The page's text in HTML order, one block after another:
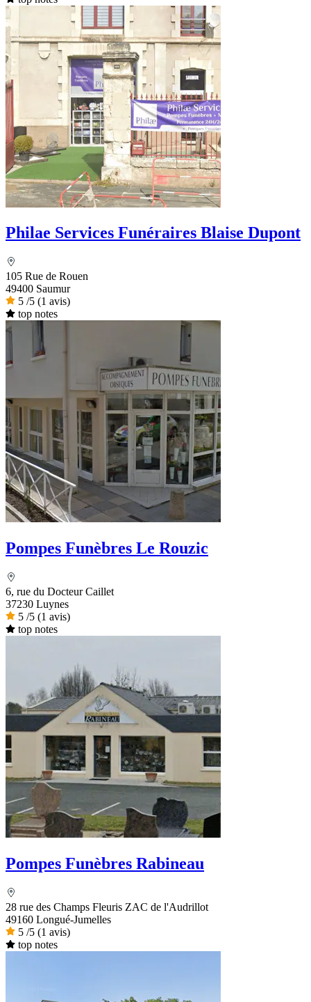
Philae Services Funéraires Blaise Dupont
105 Rue de Rouen
49400 Saumur
5 /5 (1 avis)
top notes
Pompes Funèbres Le Rouzic
6, rue du Docteur Caillet
37230 Luynes
5 /5 (1 avis)
top notes
Pompes Funèbres Rabineau
28 rue des Champs Fleuris ZAC de l'Audrillot
49160 Longué-Jumelles
5 /5 (1 avis)
top notes